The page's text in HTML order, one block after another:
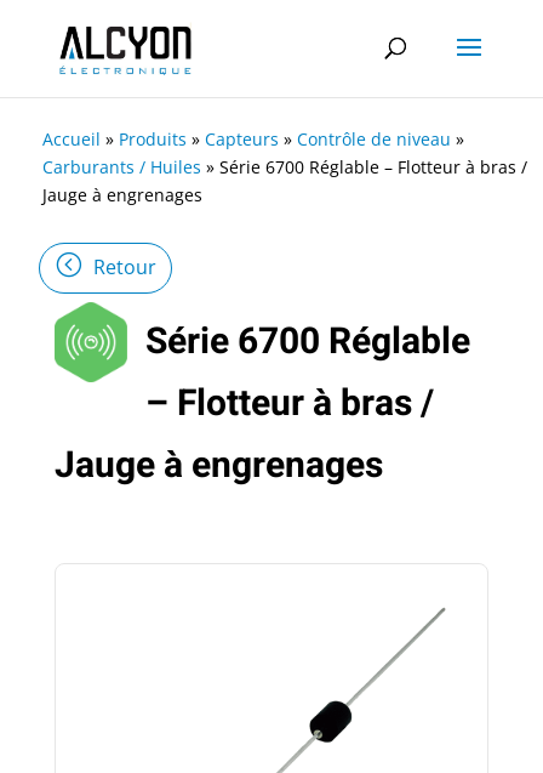
Accueil » Produits » Capteurs » Contrôle de niveau »
Carburants / Huiles » Série 6700 Réglable – Flotteur à bras /
Jauge à engrenages
Retour
Série 6700 Réglable
– Flotteur à bras /
Jauge à engrenages